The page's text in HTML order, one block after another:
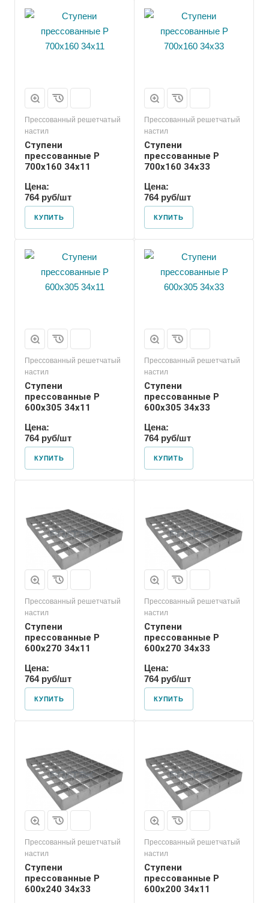
Прессованный решетчатый
настил
Ступени
прессованные P
700х160 34х11
Цена:
764 руб/шт
КУПИТЬ
Прессованный решетчатый
настил
Ступени
прессованные P
700х160 34х33
Цена:
764 руб/шт
КУПИТЬ
Прессованный решетчатый
настил
Ступени
прессованные P
600х305 34х11
Цена:
764 руб/шт
КУПИТЬ
Прессованный решетчатый
настил
Ступени
прессованные P
600х305 34х33
Цена:
764 руб/шт
КУПИТЬ
Прессованный решетчатый
настил
Ступени
прессованные P
600х270 34х11
Цена:
764 руб/шт
КУПИТЬ
Прессованный решетчатый
настил
Ступени
прессованные P
600х270 34х33
Цена:
764 руб/шт
КУПИТЬ
Прессованный решетчатый
настил
Ступени
прессованные P
600х240 34х33
Прессованный решетчатый
настил
Ступени
прессованные P
600х200 34х11